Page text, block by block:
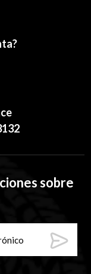
sobre